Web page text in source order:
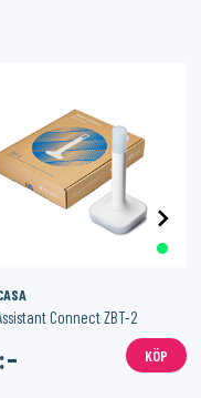
Connect ZBT-2
KÖP